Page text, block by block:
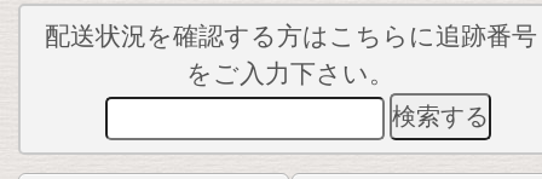
配送状況を確認する方はこちらに追跡番号
をご入力下さい。